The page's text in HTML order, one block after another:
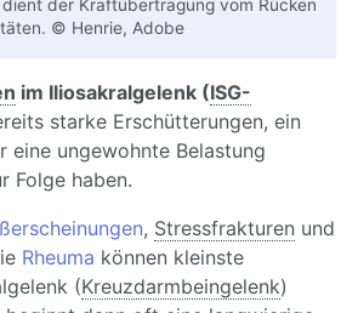
dient der Kraftübertragung vom Rücken
© Henrie, Adobe
im Iliosakralgelenk (ISG-
starke Erschütterungen, ein
eine ungewohnte Belastung
Folge haben.
, Stressfrakturen und
Rheuma können kleinste
(Kreuzdarmbeingelenk)